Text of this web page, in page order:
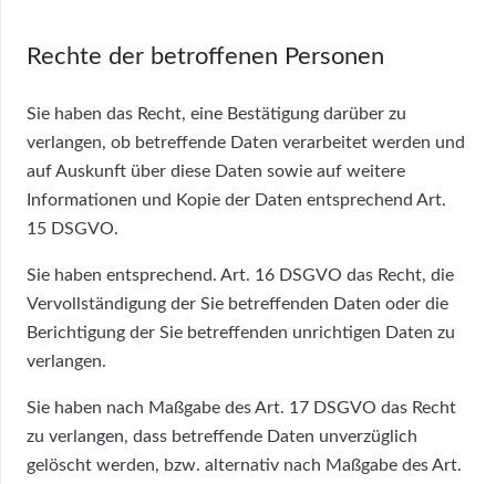
Rechte der betroffenen Personen
Sie haben das Recht, eine Bestätigung darüber zu
verlangen, ob betreffende Daten verarbeitet werden und
auf Auskunft über diese Daten sowie auf weitere
Informationen und Kopie der Daten entsprechend Art.
15 DSGVO.
Sie haben entsprechend. Art. 16 DSGVO das Recht, die
Vervollständigung der Sie betreffenden Daten oder die
Berichtigung der Sie betreffenden unrichtigen Daten zu
verlangen.
Sie haben nach Maßgabe des Art. 17 DSGVO das Recht
zu verlangen, dass betreffende Daten unverzüglich
gelöscht werden, bzw. alternativ nach Maßgabe des Art.